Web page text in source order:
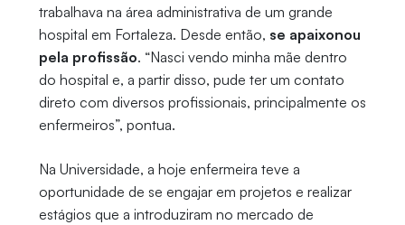
trabalhava na área administrativa de um grande
hospital em Fortaleza. Desde então, se apaixonou
pela profissão. “Nasci vendo minha mãe dentro
do hospital e, a partir disso, pude ter um contato
direto com diversos profissionais, principalmente os
enfermeiros”, pontua.
Na Universidade, a hoje enfermeira teve a
oportunidade de se engajar em projetos e realizar
estágios que a introduziram no mercado de